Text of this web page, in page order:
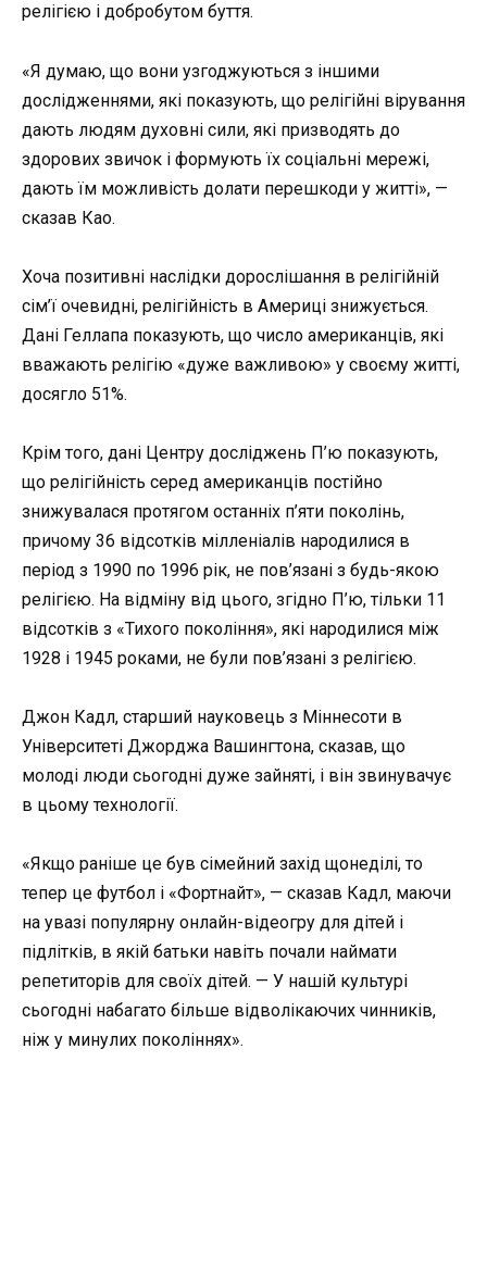
релігією і добробутом буття.
«Я думаю, що вони узгоджуються з іншими
дослідженнями, які показують, що релігійні вірування
дають людям духовні сили, які призводять до
здорових звичок і формують їх соціальні мережі,
дають їм можливість долати перешкоди у житті», —
сказав Као.
Хоча позитивні наслідки дорослішання в релігійній
сім’ї очевидні, релігійність в Америці знижується.
Дані Геллапа показують, що число американців, які
вважають релігію «дуже важливою» у своєму житті,
досягло 51%.
Крім того, дані Центру досліджень П’ю показують,
що релігійність серед американців постійно
знижувалася протягом останніх п’яти поколінь,
причому 36 відсотків мілленіалів народилися в
період з 1990 по 1996 рік, не пов’язані з будь-якою
релігією. На відміну від цього, згідно П’ю, тільки 11
відсотків з «Тихого покоління», які народилися між
1928 і 1945 роками, не були пов’язані з релігією.
Джон Кадл, старший науковець з Міннесоти в
Університеті Джорджа Вашингтона, сказав, що
молоді люди сьогодні дуже зайняті, і він звинувачує
в цьому технології.
«Якщо раніше це був сімейний захід щонеділі, то
тепер це футбол і «Фортнайт», — сказав Кадл, маючи
на увазі популярну онлайн-відеогру для дітей і
підлітків, в якій батьки навіть почали наймати
репетиторів для своїх дітей. — У нашій культурі
сьогодні набагато більше відволікаючих чинників,
ніж у минулих поколіннях».